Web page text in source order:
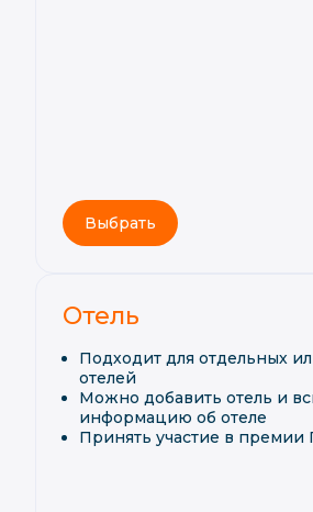
Выбрать
Отель
Подходит для отдельных
отелей
Можно добавить отель и
информацию об отеле
Принять участие в премии